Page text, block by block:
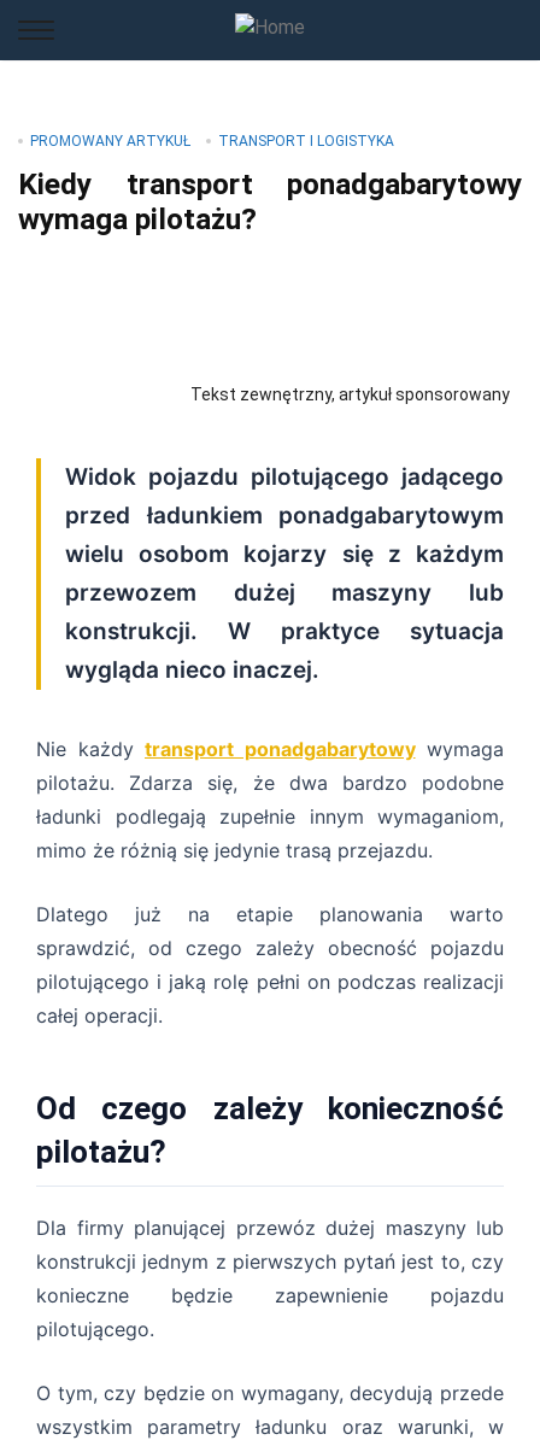
PROMOWANY ARTYKUŁ TRANSPORT I LOGISTYKA
Kiedy transport ponadgabarytowy
wymaga pilotażu?
Tekst zewnętrzny, artykuł sponsorowany
Widok pojazdu pilotującego jadącego
przed ładunkiem ponadgabarytowym
wielu osobom kojarzy się z każdym
przewozem dużej maszyny lub
konstrukcji. W praktyce sytuacja
wygląda nieco inaczej.
Nie każdy transport ponadgabarytowywymaga
pilotażu. Zdarza się, że dwa bardzo podobne
ładunki podlegają zupełnie innym wymaganiom,
mimo że różnią się jedynie trasą przejazdu.
Dlatego już na etapie planowania warto
sprawdzić, od czego zależy obecność pojazdu
pilotującego i jaką rolę pełni on podczas realizacji
całej operacji.
Od czego zależy konieczność
pilotażu?
Dla firmy planującej przewóz dużej maszyny lub
konstrukcji jednym z pierwszych pytań jest to, czy
konieczne będzie zapewnienie pojazdu
pilotującego.
O tym, czy będzie on wymagany, decydują przede
wszystkim parametry ładunku oraz warunki, w